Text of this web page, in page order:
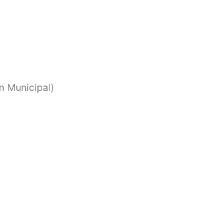
Municipal)